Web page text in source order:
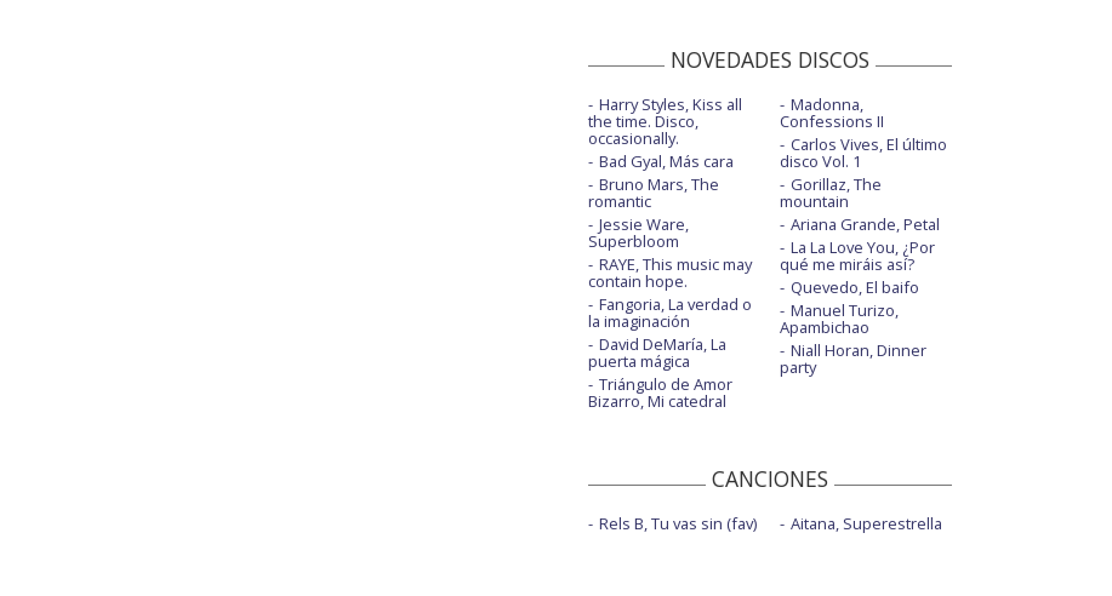
NOVEDADES DISCOS
Harry Styles, Kiss all
the time. Disco,
occasionally.
Bad Gyal, Más cara
Bruno Mars, The
romantic
Jessie Ware,
Superbloom
RAYE, This music may
contain hope.
Fangoria, La verdad o
la imaginación
David DeMaría, La
puerta mágica
Triángulo de Amor
Bizarro, Mi catedral
Madonna,
Confessions II
Carlos Vives, El último
disco Vol. 1
Gorillaz, The
mountain
Ariana Grande, Petal
La La Love You, ¿Por
qué me miráis así?
Quevedo, El baifo
Manuel Turizo,
Apambichao
Niall Horan, Dinner
party
CANCIONES
Rels B, Tu vas sin (fav) Aitana, Superestrella